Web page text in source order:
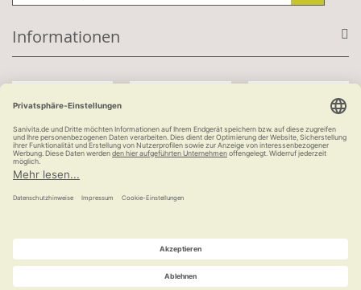
Informationen
Kauf auf Rechnung
versandkostenfrei